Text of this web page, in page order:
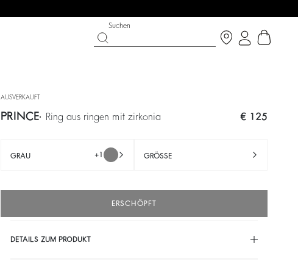
Entdecken
Suchen
AUSVERKAUFT
PRINCE ring aus ringen mit zirkonia € 125
GRAU +1 GRÖSSE
ERSCHÖPFT
DETAILS ZUM PRODUKT